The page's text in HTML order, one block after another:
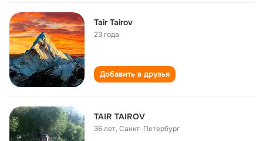
Tair Tairov
23 года
Добавить в друзья
TAIR TAIROV
36 лет,Санкт-Петербург